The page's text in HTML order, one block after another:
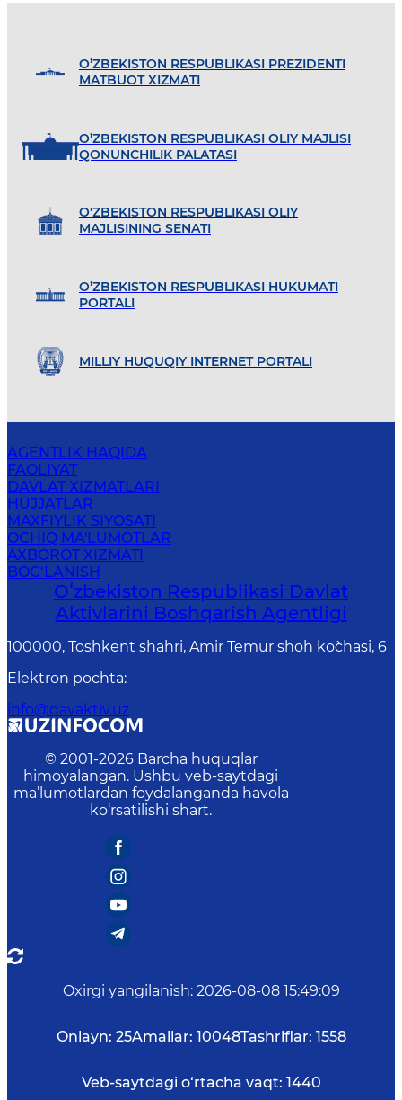
O’ZBEKISTON RESPUBLIKASI PREZIDENTI
MATBUOT XIZMATI
O’ZBEKISTON RESPUBLIKASI OLIY MAJLISI
QONUNCHILIK PALATASI
O'ZBEKISTON RESPUBLIKASI OLIY
MAJLISINING SENATI
O’ZBEKISTON RESPUBLIKASI HUKUMATI
PORTALI
MILLIY HUQUQIY INTERNET PORTALI
AGENTLIK HAQIDA
FAOLIYAT
DAVLAT XIZMATLARI
HUJJATLAR
MAXFIYLIK SIYOSATI
OCHIQ MA'LUMOTLAR
AXBOROT XIZMATI
BOG‘LANISH
Oʻzbekiston Respublikasi Davlat
Aktivlarini Boshqarish Agentligi
100000, Toshkent shahri, Amir Temur shoh ko`chasi, 6
Elektron pochta:
info@davaktiv.uz
© 2001-2026 Barcha huquqlar
himoyalangan. Ushbu veb-saytdagi
ma’lumotlardan foydalanganda havola
ko‘rsatilishi shart.
Oxirgi yangilanish: 2026-08-08 15:49:09
Onlayn: 25Amallar: 10048Tashriflar: 1558
Veb-saytdagi o‘rtacha vaqt: 1440